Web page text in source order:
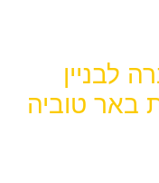
לבניין
באר טוביה